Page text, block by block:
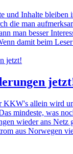
und Inhalte
die man
man besser
damit beim
KKW's allein wird
mindeste, was
wieder ans Netz
aus Norwegen